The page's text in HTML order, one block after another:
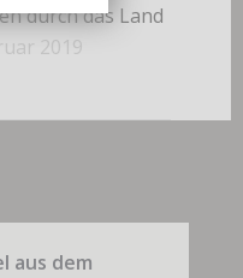
durch das Land
2019
aus dem